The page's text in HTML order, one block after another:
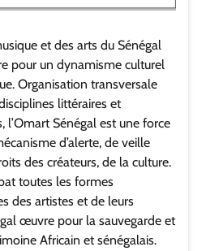
et des arts du Sénégal
pour un dynamisme culturel
Organisation transversale
littéraires et
l’Omart Sénégal est une force
d’alerte, de veille
des créateurs, de la culture.
toutes les formes
des artistes et de leurs
œuvre pour la sauvegarde et
Africain et sénégalais.